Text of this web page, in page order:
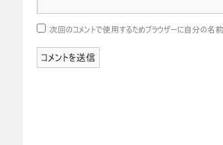
次回のコメントで使用するためブラウザーに自分の名前